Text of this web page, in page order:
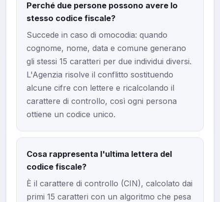
Perché due persone possono avere lo
stesso codice fiscale?
Succede in caso di omocodia: quando
cognome, nome, data e comune generano
gli stessi 15 caratteri per due individui diversi.
L'Agenzia risolve il conflitto sostituendo
alcune cifre con lettere e ricalcolando il
carattere di controllo, così ogni persona
ottiene un codice unico.
Cosa rappresenta l'ultima lettera del
codice fiscale?
È il carattere di controllo (CIN), calcolato dai
primi 15 caratteri con un algoritmo che pesa